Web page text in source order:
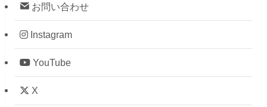
お問い合わせ
Instagram
YouTube
X